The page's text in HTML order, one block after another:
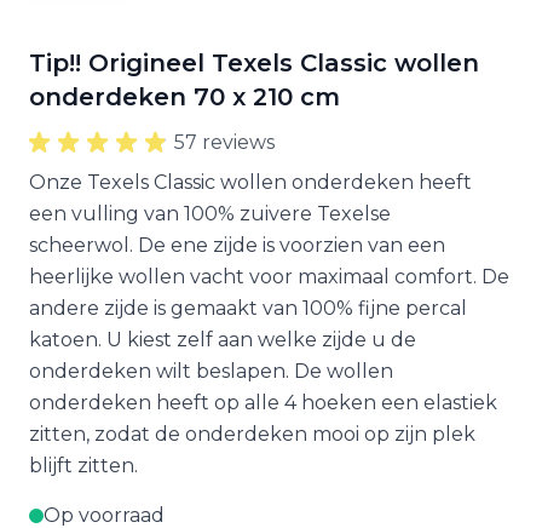
Tip!! Origineel Texels Classic wollen
onderdeken 70 x 210 cm
57 reviews
Onze Texels Classic wollen onderdeken heeft
een vulling van 100% zuivere Texelse
scheerwol. De ene zijde is voorzien van een
heerlijke wollen vacht voor maximaal comfort. De
andere zijde is gemaakt van 100% fijne percal
katoen. U kiest zelf aan welke zijde u de
onderdeken wilt beslapen. De wollen
onderdeken heeft op alle 4 hoeken een elastiek
zitten, zodat de onderdeken mooi op zijn plek
blijft zitten.
Op voorraad